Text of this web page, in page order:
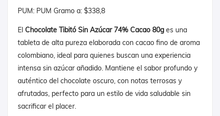
PUM: PUM Gramo a: $338,8
El Chocolate Tibitó Sin Azúcar 74% Cacao 80g es una
tableta de alta pureza elaborada con cacao fino de aroma
colombiano, ideal para quienes buscan una experiencia
intensa sin azúcar añadido. Mantiene el sabor profundo y
auténtico del chocolate oscuro, con notas terrosas y
afrutadas, perfecto para un estilo de vida saludable sin
sacrificar el placer.